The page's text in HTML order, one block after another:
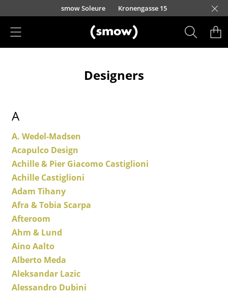
Accéder directement au contenu
smow Soleure Kronengasse 15
Fauteuils
Fauteuils lounge
Chaises
Chaises cantilever
Chaises et Tabourets de bar
Tabourets
Bancs & Chaises longues
Poufs poires
Designers
A
A. Wedel-Madsen
Acapulco Design
Achille & Pier Giacomo Castiglioni
Achille Castiglioni
Adam Tihany
Afra & Tobia Scarpa
Afteroom
Ahm & Lund
Aino Aalto
Alberto Meda
Aleksandar Lazic
Alessandro Dubini